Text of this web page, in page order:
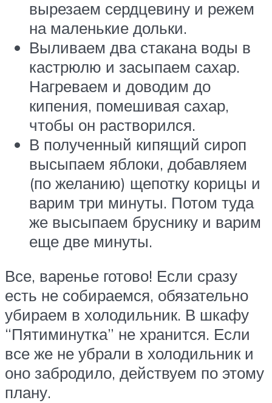
вырезаем сердцевину и режем
на маленькие дольки.
Выливаем два стакана воды в
кастрюлю и засыпаем сахар.
Нагреваем и доводим до
кипения, помешивая сахар,
чтобы он растворился.
В полученный кипящий сироп
высыпаем яблоки, добавляем
(по желанию) щепотку корицы и
варим три минуты. Потом туда
же высыпаем бруснику и варим
еще две минуты.
Все, варенье готово! Если сразу
есть не собираемся, обязательно
убираем в холодильник. В шкафу
“Пятиминутка” не хранится. Если
все же не убрали в холодильник и
оно забродило, действуем по этому
плану.